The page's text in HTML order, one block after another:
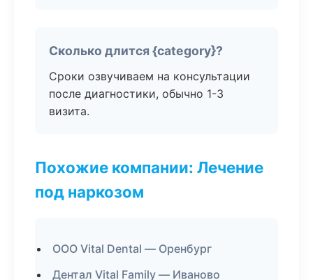
Сколько длится {category}?
Сроки озвучиваем на консультации
после диагностики, обычно 1-3
визита.
Похожие компании: Лечение
под наркозом
ООО Vital Dental — Оренбург
Дентал Vital Family — Иваново